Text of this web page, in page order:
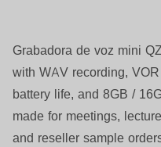
Grabadora de voz mini
with WAV recording,
battery life, and 8GB /
made for meetings,
and reseller sample